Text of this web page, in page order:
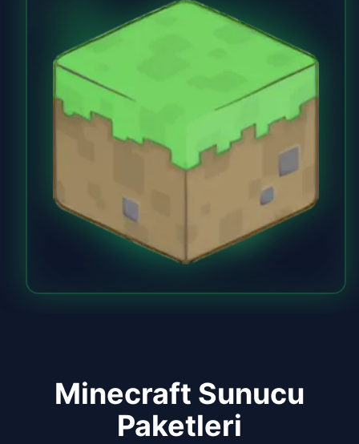
Minecraft Sunucu
Paketleri